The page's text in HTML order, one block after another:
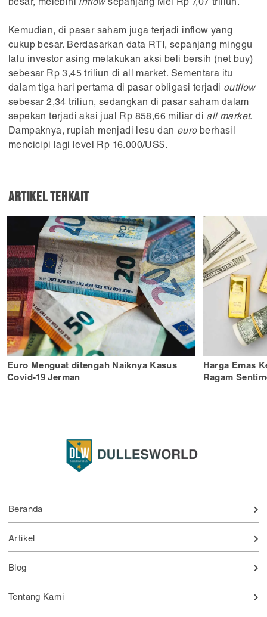
besar, melebihi inflowsepanjang Mei Rp 7,07 triliun.
Kemudian, di pasar saham juga terjadi inflow yang
cukup besar. Berdasarkan data RTI, sepanjang minggu
lalu investor asing melakukan aksi beli bersih (net buy)
sebesar Rp 3,45 triliun di all market. Sementara itu
dalam tiga hari pertama di pasar obligasi terjadi outflow
sebesar 2,34 triliun, sedangkan di pasar saham dalam
sepekan terjadi aksi jual Rp 858,66 miliar di all market.
Dampaknya, rupiah menjadi lesu dan euro berhasil
mencicipi lagi level Rp 16.000/US$.
Artikel Terkait
Euro Menguat ditengah Naiknya Kasus
Covid-19 Jerman
Harga Emas
Ragam
Beranda
Artikel
Blog
Tentang Kami